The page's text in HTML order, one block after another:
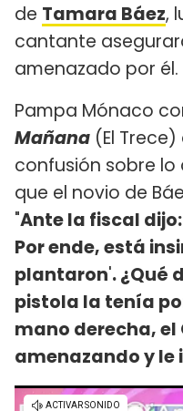
de Tamara Báez,
cantante
amenazado por él.
Pampa Mónaco
Mañana (El
confusión sobre lo
que el novio de
"Ante la fiscal dijo:
Por ende, está
plantaron'. ¿Qué
pistola la tenía
mano derecha, el
amenazando y le